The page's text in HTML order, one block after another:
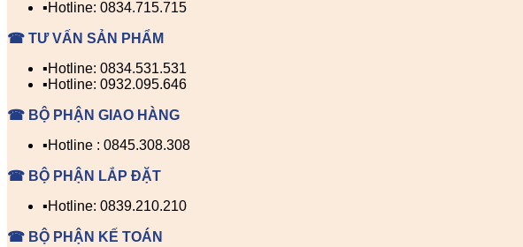
▪️Hotline: 0834.715.715
☎ TƯ VẤN SẢN PHẨM
▪️Hotline: 0834.531.531
▪️Hotline: 0932.095.646
☎ BỘ PHẬN GIAO HÀNG
▪️Hotline : 0845.308.308
☎ BỘ PHẬN LẮP ĐẶT
▪️Hotline: 0839.210.210
☎ BỘ PHẬN KẾ TOÁN